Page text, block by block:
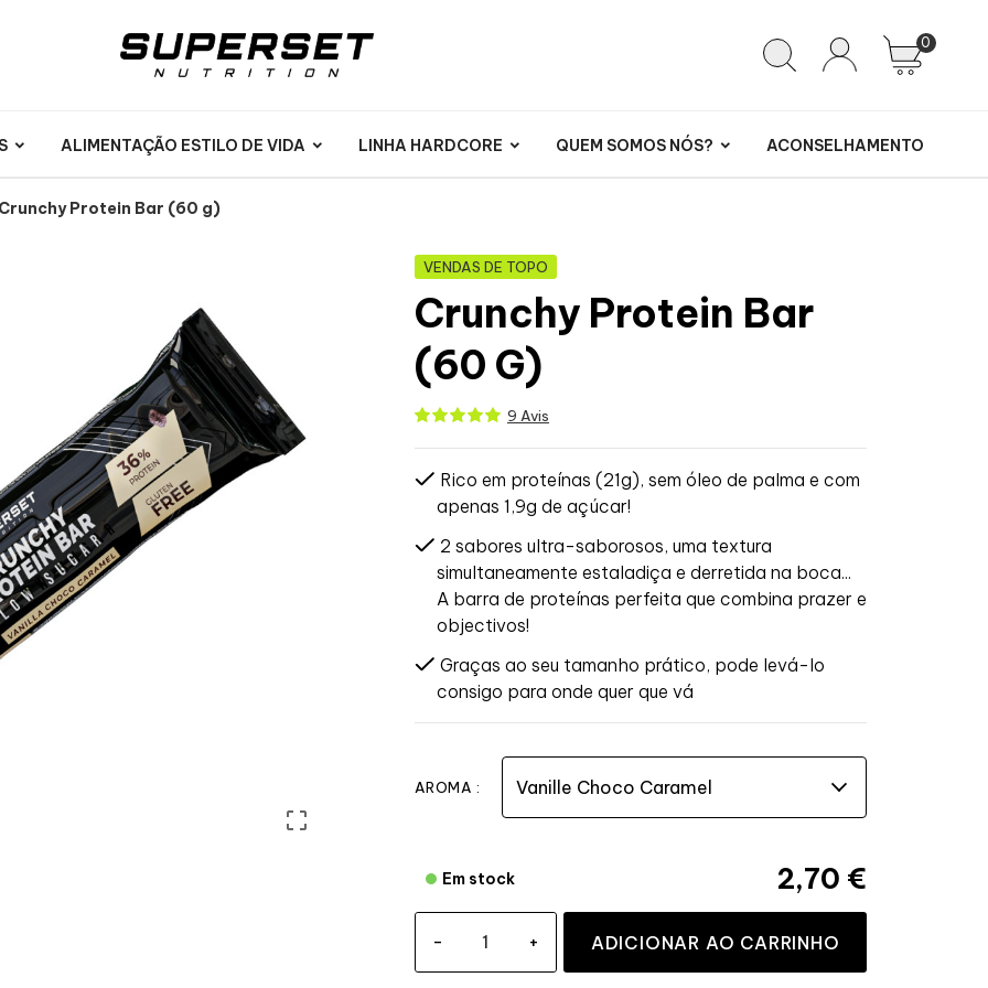
0
ALIMENTAÇÃO ESTILO DE VIDA LINHA HARDCORE QUEM SOMOS NÓS? ACONSELHAMENTO
Protein Bar (60 g)

VENDAS DE TOPO
Crunchy Protein Bar
(60 G)
9 Avis
Rico em proteínas (21g), sem óleo de palma e com
apenas 1,9g de açúcar!
2 sabores ultra-saborosos, uma textura
simultaneamente estaladiça e derretida na boca...
A barra de proteínas perfeita que combina prazer e
objectivos!
Graças ao seu tamanho prático, pode levá-lo
consigo para onde quer que vá
AROMA :
2,70 €
Em stock
- + ADICIONAR AO CARRINHO